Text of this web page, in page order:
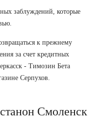
заблуждений, которые
к прежнему
за счет кредитных
- Tимозин Бета
Серпухов.
Смоленск